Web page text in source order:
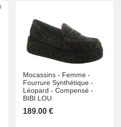
Mocassins - Femme -
Fourrure Synthétique -
Léopard - Compensé -
BIBI LOU
189.00 €